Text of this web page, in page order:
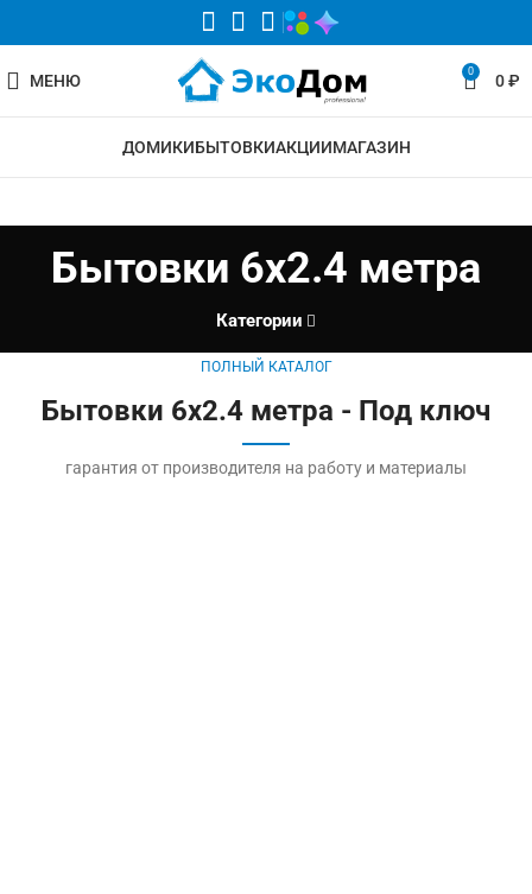
МЕНЮ 0 0₽
ДОМИКИБЫТОВКИАКЦИИМАГАЗИН
Бытовки 6х2.4 метра
Категории
ПОЛНЫЙ КАТАЛОГ
Бытовки 6х2.4 метра - Под ключ
гарантия от производителя на работу и материалы